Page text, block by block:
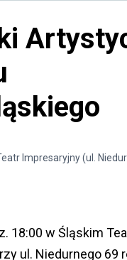
Impresaryjny (ul.
18:00 w Śląskim
ul. Niedurnego 69